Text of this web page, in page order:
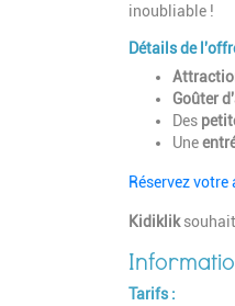
inoubliable !
Détails de
Goûter
Des
Une
Réservez
Kidiklik
Tarifs